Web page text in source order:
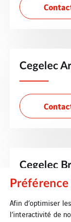
Cegelec
Cegelec
Contact
Afin d’optimiser
l’interactivité de